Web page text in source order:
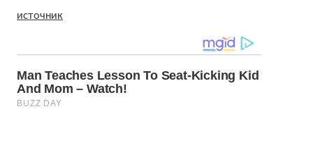
источник